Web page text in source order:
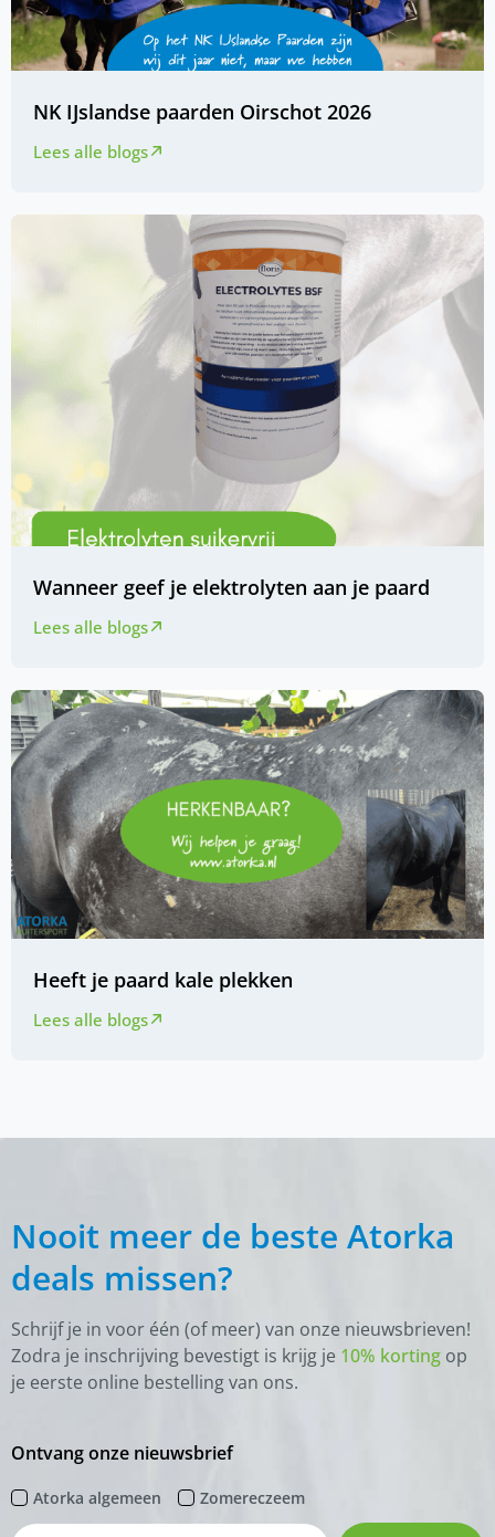
NK IJslandse paarden Oirschot 2026
Lees alle blogs
Wanneer geef je elektrolyten aan je paard
Lees alle blogs
Heeft je paard kale plekken
Lees alle blogs
Nooit meer de beste Atorka
deals missen?
Schrijf je in voor één (of meer) van onze nieuwsbrieven!
Zodra je inschrijving bevestigt is krijg je 10% korting op
je eerste online bestelling van ons.
Ontvang onze nieuwsbrief
Atorka algemeen Zomereczeem